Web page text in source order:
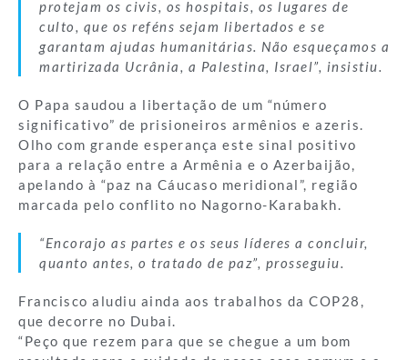
protejam os civis, os hospitais, os lugares de
culto, que os reféns sejam libertados e se
garantam ajudas humanitárias. Não esqueçamos a
martirizada Ucrânia, a Palestina, Israel”, insistiu.
O Papa saudou a libertação de um “número
significativo” de prisioneiros armênios e azeris.
Olho com grande esperança este sinal positivo
para a relação entre a Armênia e o Azerbaijão,
apelando à “paz na Cáucaso meridional”, região
marcada pelo conflito no Nagorno-Karabakh.
“Encorajo as partes e os seus líderes a concluir,
quanto antes, o tratado de paz”, prosseguiu.
Francisco aludiu ainda aos trabalhos da COP28,
que decorre no Dubai.
“Peço que rezem para que se chegue a um bom